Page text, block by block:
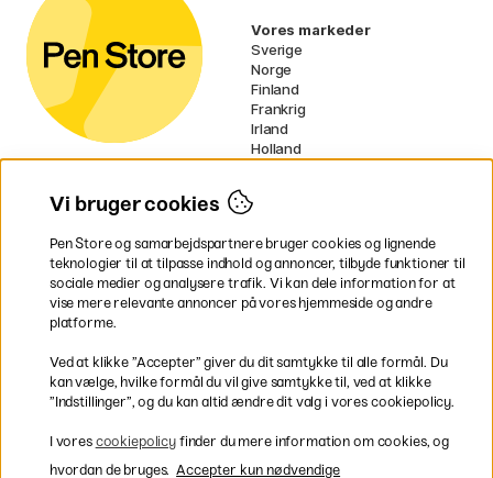
Vores markeder
Sverige
Norge
Finland
Frankrig
Irland
Holland
EU
* Specifikkefragtvilkår gælder for
voluminøse varer.
Hurtig levering til hele Danmark
Vi bruger cookies
Pen Store og samarbejdspartnere bruger cookies og lignende
teknologier til at tilpasse indhold og annoncer, tilbyde funktioner til
sociale medier og analysere trafik. Vi kan dele information for at
vise mere relevante annoncer på vores hjemmeside og andre
platforme.
Ved at klikke ”Accepter” giver du dit samtykke til alle formål. Du
kan vælge, hvilke formål du vil give samtykke til, ved at klikke
”Indstillinger”, og du kan altid ændre dit valg i vores cookiepolicy.
I vores cookiepolicyfinder du mere information om cookies, og
hvordan de bruges. Accepter kun nødvendige